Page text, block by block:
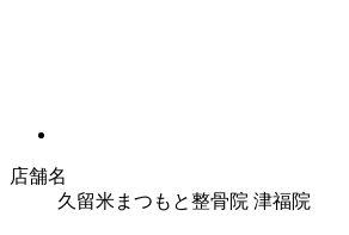
店舗名
久留米まつもと整骨院 津福院